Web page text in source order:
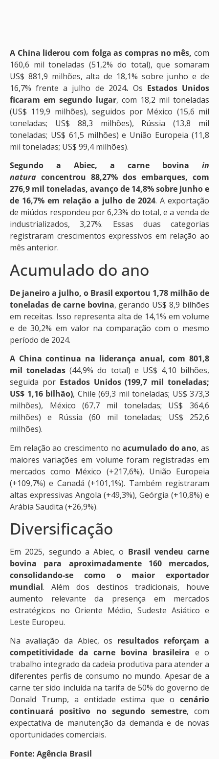
A China liderou com folga as compras no mês, com
160,6 mil toneladas (51,2% do total), que somaram
US$ 881,9 milhões, alta de 18,1% sobre junho e de
16,7% frente a julho de 2024. Os Estados Unidos
ficaram em segundo lugar, com 18,2 mil toneladas
(US$ 119,9 milhões), seguidos por México (15,6 mil
toneladas; US$ 88,3 milhões), Rússia (13,8 mil
toneladas; US$ 61,5 milhões) e União Europeia (11,8
mil toneladas; US$ 99,4 milhões).
Segundo a Abiec, a carne bovina in
natura concentrou 88,27% dos embarques, com
276,9 mil toneladas, avanço de 14,8% sobre junho e
de 16,7% em relação a julho de 2024. A exportação
de miúdos respondeu por 6,23% do total, e a venda de
industrializados, 3,27%. Essas duas categorias
registraram crescimentos expressivos em relação ao
mês anterior.
Acumulado do ano
De janeiro a julho, o Brasil exportou 1,78 milhão de
toneladas de carne bovina, gerando US$ 8,9 bilhões
em receitas. Isso representa alta de 14,1% em volume
e de 30,2% em valor na comparação com o mesmo
período de 2024.
A China continua na liderança anual, com 801,8
mil toneladas (44,9% do total) e US$ 4,10 bilhões,
seguida por Estados Unidos (199,7 mil toneladas;
US$ 1,16 bilhão), Chile (69,3 mil toneladas; US$ 373,3
milhões), México (67,7 mil toneladas; US$ 364,6
milhões) e Rússia (60 mil toneladas; US$ 252,6
milhões).
Em relação ao crescimento noacumulado do ano, as
maiores variações em volume foram registradas em
mercados como México (+217,6%), União Europeia
(+109,7%) e Canadá (+101,1%). Também registraram
altas expressivas Angola (+49,3%), Geórgia (+10,8%) e
Arábia Saudita (+26,9%).
Diversificação
Em 2025, segundo a Abiec, o Brasil vendeu carne
bovina para aproximadamente
160 mercados,
consolidando-se como o maior exportador
mundial. Além dos destinos tradicionais, houve
aumento relevante da presença em mercados
estratégicos no Oriente Médio, Sudeste Asiático e
Leste Europeu.
Na avaliação da Abiec, os resultados reforçam a
competitividade da carne bovina brasileira e o
trabalho integrado da cadeia produtiva para atender a
diferentes perfis de consumo no mundo. Apesar de a
carne ter sido incluída na tarifa de 50% do governo de
Donald Trump, a entidade estima que o cenário
continuará positivo no segundo semestre, com
expectativa de manutenção da demanda e de novas
oportunidades comerciais.
Fonte: Agência Brasil